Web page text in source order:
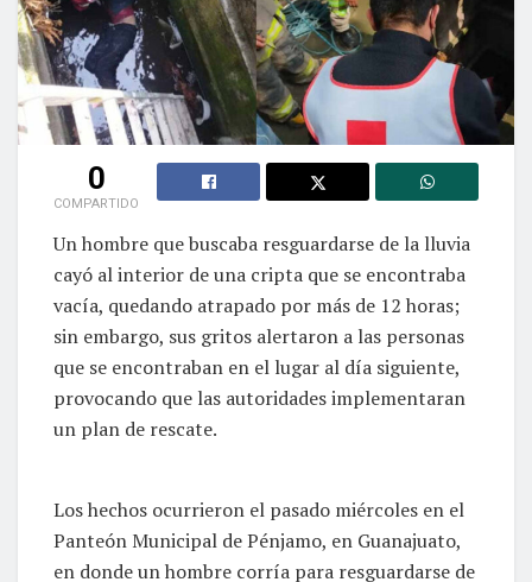
0
COMPARTIDO
Un hombre que buscaba resguardarse de la lluvia
cayó al interior de una cripta que se encontraba
vacía, quedando atrapado por más de 12 horas;
sin embargo, sus gritos alertaron a las personas
que se encontraban en el lugar al día siguiente,
provocando que las autoridades implementaran
un plan de rescate.
Los hechos ocurrieron el pasado miércoles en el
Panteón Municipal de Pénjamo, en Guanajuato,
en donde un hombre corría para resguardarse de